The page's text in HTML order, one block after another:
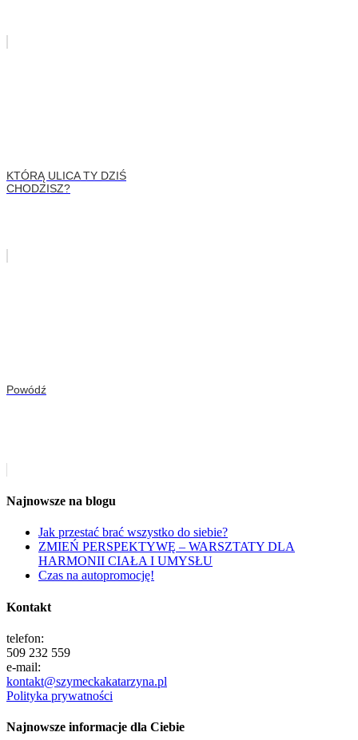
KTÓRĄ ULICA TY DZIŚ
CHODZISZ?
Powódź
Najnowsze na blogu
Jak przestać brać wszystko do siebie?
ZMIEŃ PERSPEKTYWĘ – WARSZTATY DLA
HARMONII CIAŁA I UMYSŁU
Czas na autopromocję!
Kontakt
telefon:
509 232 559
e-mail:
kontakt@szymeckakatarzyna.pl
Polityka prywatności
Najnowsze informacje dla Ciebie